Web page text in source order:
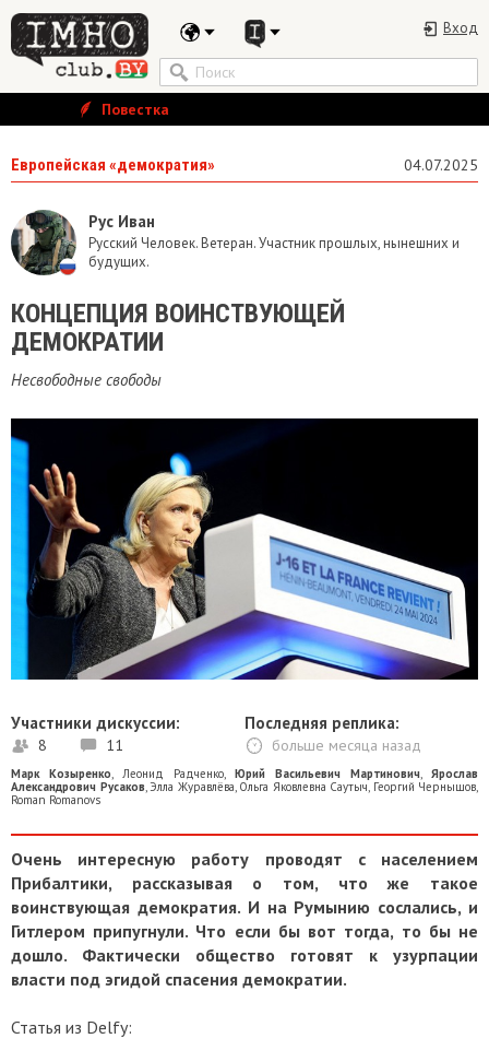
Вход
Повестка
Европейская «демократия» 04.07.2025
Рус Иван
Русский Человек. Ветеран. Участник прошлых, нынешних и
будущих.
КОНЦЕПЦИЯ ВОИНСТВУЮЩЕЙ
ДЕМОКРАТИИ
Несвободные свободы
Участники дискуссии:
8 11
Последняя реплика:
больше месяца назад
Марк Козыренко, Леонид Радченко, Юрий Васильевич Мартинович, Ярослав
Александрович Русаков,Элла Журавлёва, Ольга Яковлевна Саутыч, Георгий Чернышов,
Roman Romanovs
Очень интересную работу проводят с населением
Прибалтики, рассказывая о том, что же такое
воинствующая демократия. И на Румынию сослались, и
Гитлером припугнули. Что если бы вот тогда, то бы не
дошло. Фактически общество готовят к узурпации
власти под эгидой спасения демократии.
Статья из Delfy: